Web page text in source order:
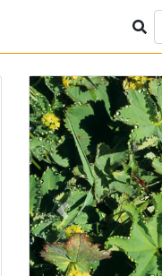
Previous